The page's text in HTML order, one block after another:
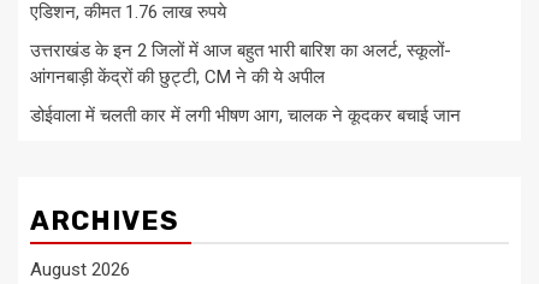
एडिशन, कीमत 1.76 लाख रुपये
उत्तराखंड के इन 2 जिलों में आज बहुत भारी बारिश का अलर्ट, स्कूलों-
आंगनबाड़ी केंद्रों की छुट्टी, CM ने की ये अपील
डोईवाला में चलती कार में लगी भीषण आग, चालक ने कूदकर बचाई जान
ARCHIVES
August 2026